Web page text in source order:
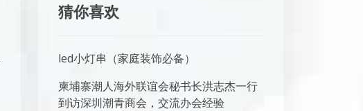
猜你喜欢
led小灯串（家庭装饰必备）
柬埔寨潮人海外联谊会秘书长洪志杰一行
到访深圳潮青商会，交流办会经验